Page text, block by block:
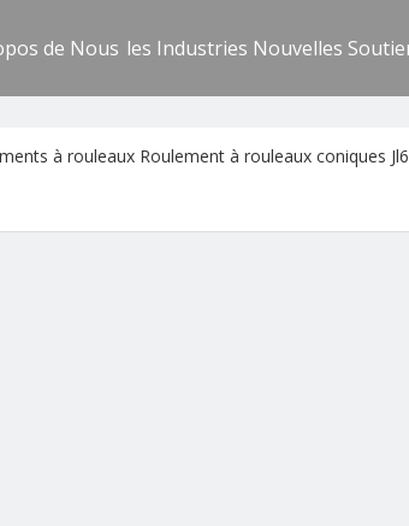
de Nous les Industries Nouvelles
à rouleaux Roulement à rouleaux coniques